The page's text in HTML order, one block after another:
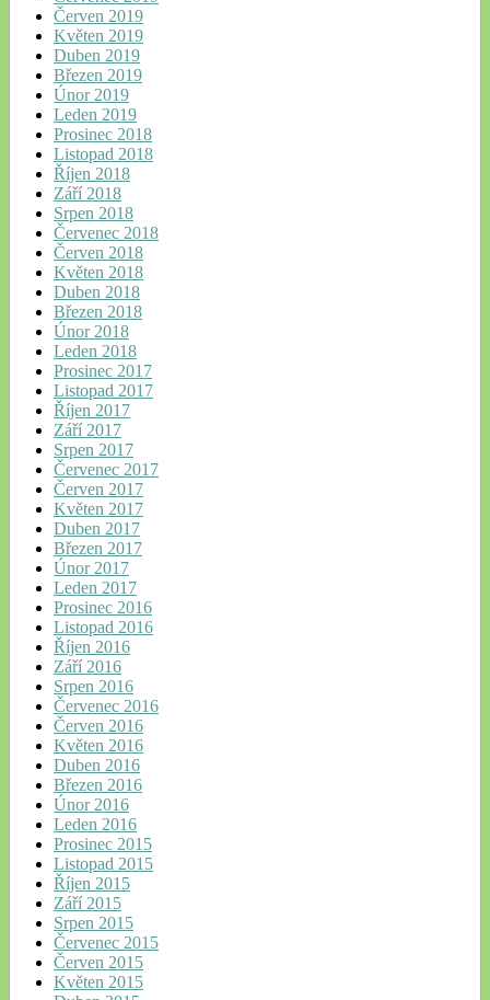
Červen 2019
Květen 2019
Duben 2019
Březen 2019
Únor 2019
Leden 2019
Prosinec 2018
Listopad 2018
Říjen 2018
Září 2018
Srpen 2018
Červenec 2018
Červen 2018
Květen 2018
Duben 2018
Březen 2018
Únor 2018
Leden 2018
Prosinec 2017
Listopad 2017
Říjen 2017
Září 2017
Srpen 2017
Červenec 2017
Červen 2017
Květen 2017
Duben 2017
Březen 2017
Únor 2017
Leden 2017
Prosinec 2016
Listopad 2016
Říjen 2016
Září 2016
Srpen 2016
Červenec 2016
Červen 2016
Květen 2016
Duben 2016
Březen 2016
Únor 2016
Leden 2016
Prosinec 2015
Listopad 2015
Říjen 2015
Září 2015
Srpen 2015
Červenec 2015
Červen 2015
Květen 2015